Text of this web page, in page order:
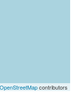
OpenStreetMapcontributors